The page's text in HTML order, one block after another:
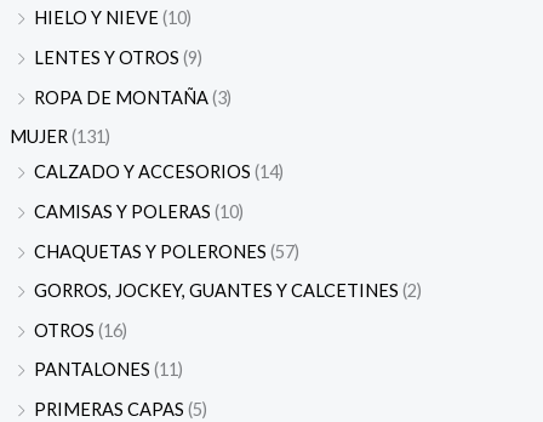
HIELO Y NIEVE(10)
LENTES Y OTROS (9)
ROPA DE MONTAÑA(3)
MUJER(131)
CALZADO Y ACCESORIOS (14)
CAMISAS Y POLERAS (10)
CHAQUETAS Y POLERONES (57)
GORROS, JOCKEY, GUANTES Y CALCETINES (2)
OTROS (16)
PANTALONES (11)
PRIMERAS CAPAS (5)